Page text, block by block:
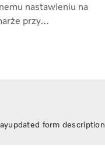
nastawieniu na
przy
form description